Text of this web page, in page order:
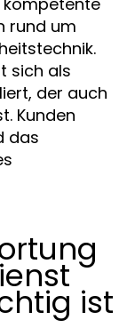
rund um
sich als
der auch
Kunden
das
ist